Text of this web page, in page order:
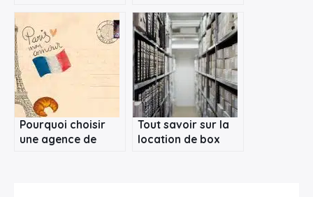
Pourquoi choisir
une agence de
Tout savoir sur la
location de box